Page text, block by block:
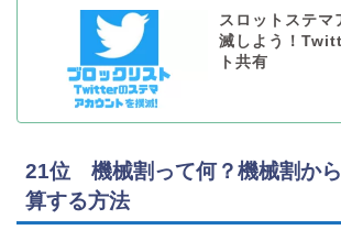
スロットステマ
滅しよう！
ト共有
21位 機械割って何？機械割か
算する方法